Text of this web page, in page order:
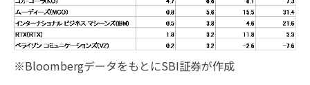
※BloombergデータをもとにSBI証券が作成